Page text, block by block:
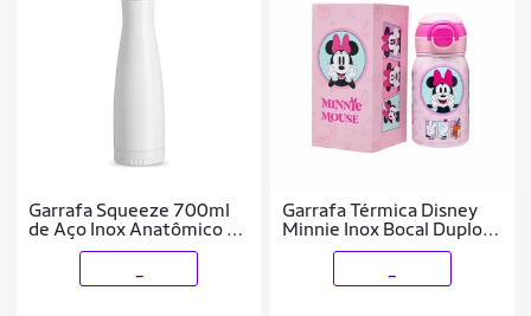
Garrafa Squeeze 700ml
de Aço Inox Anatômico C/
Tampa Metal
Garrafa Térmica Disney
Minnie Inox Bocal Duplo
500ML